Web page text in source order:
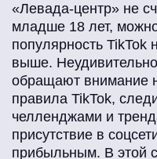
«Левада-центр» не
младше 18 лет,
популярность TikTok
выше.
обращают внимание
правила TikTok,
челленджами и
присутствие в
прибыльным. В этой